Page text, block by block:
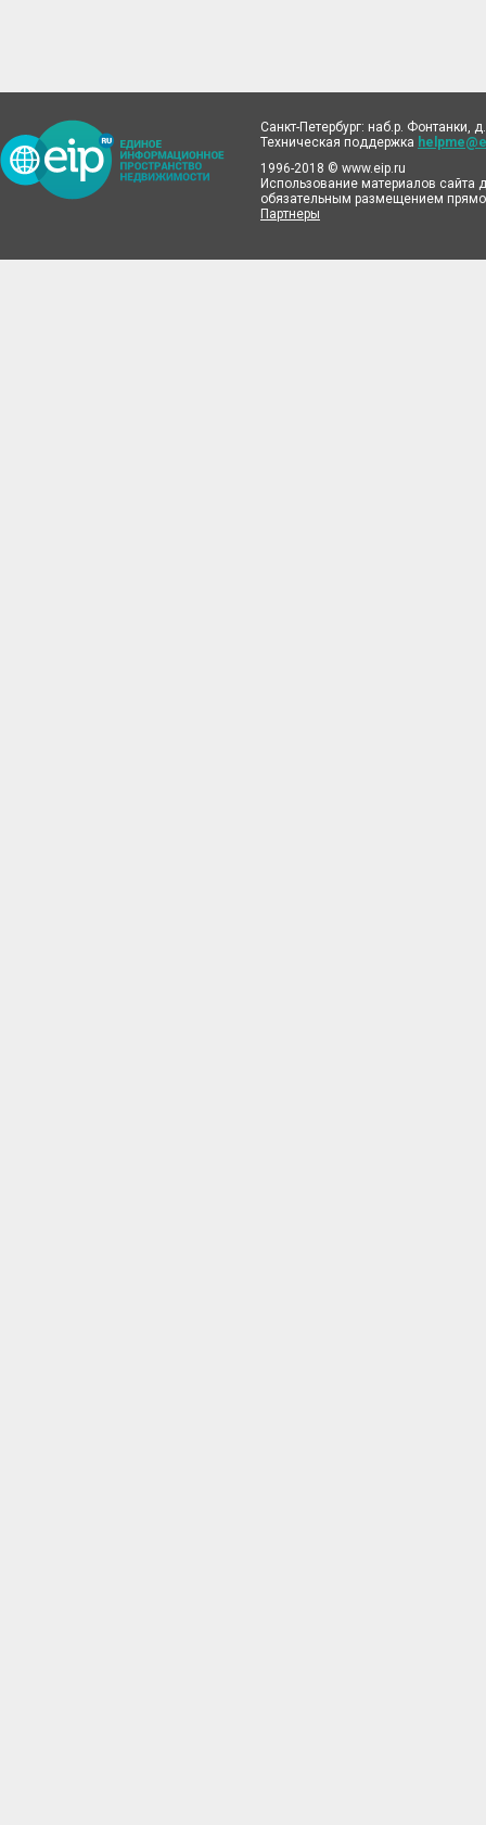
Санкт-Петербург: наб.р. Фонтанки,
Техническая поддержка
1996-2018 © www.eip.ru
Использование материалов сайта
обязательным размещением
Партнеры